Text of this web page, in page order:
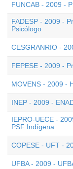
FUNCAB - 2009 -
FADESP - 2009 -
Psicólogo
CESGRANRIO -
FEPESE - 2009 -
MOVENS - 2009 -
INEP - 2009 -
IEPRO-UECE -
PSF Indígena
COPESE - UFT -
UFBA - 2009 -